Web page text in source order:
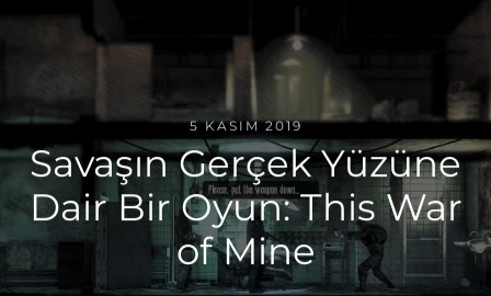
5 KASIM 2019
Savaşın Gerçek Yüzüne
Dair Bir Oyun: This War
of Mine